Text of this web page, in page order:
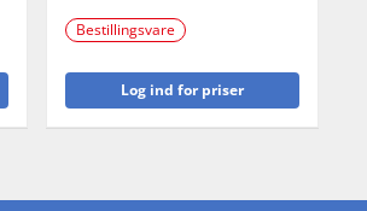
Bestillingsvare
Log ind for priser